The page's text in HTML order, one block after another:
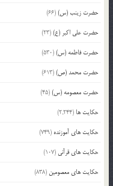
حضرت زینب (س)(66)
حضرت علی اکبر (ع)(23)
حضرت فاطمه (س)(530)
حضرت محمد (ص)(613)
حضرت معصومه (س)(45)
حکایت ها (2,244)
حکایت های آموزنده (749)
حکایت های قرآنی (107)
حکایت های معصومین (838)